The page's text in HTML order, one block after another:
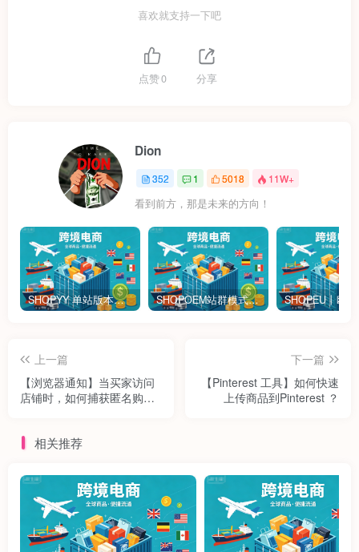
喜欢就支持一下吧
点赞0 分享
Dion
352 1 5018 11W+
看到前方，那是未来的方向！
SHOPYY 单站版本怎么收费？有免佣金额度吗？一年多少钱？ SHOPOEM站群模式怎么收费？不限品不封店独立站站群，送10个企业版网站！建站全免费！开通找站长
上一篇
【浏览器通知】当买家访问
店铺时，如何捕获匿名购物
下一篇
【Pinterest 工具】如何快速
上传商品到Pinterest ？
相关推荐